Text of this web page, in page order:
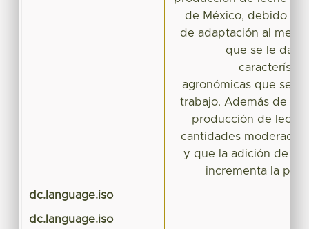
de México, debido a
de adaptación al
que se le da
agronómicas que se
trabajo. Además de
producción de leche
cantidades
y que la adición de
incrementa la
dc.language.iso
dc.language.iso